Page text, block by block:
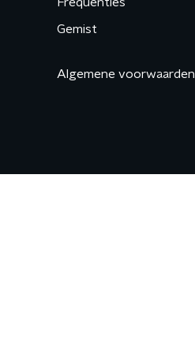
Gemist
Algemene voorwaarden